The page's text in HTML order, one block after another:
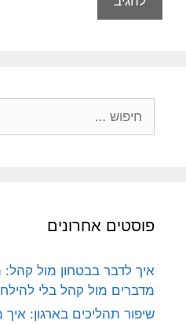
פוסטים אחרונים
איך לדבר בבטחון מול קהל:
מדברים מול קהל בלי
שיפור תהליכים בארגון: